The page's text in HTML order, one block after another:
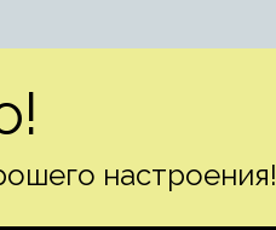
настроения!